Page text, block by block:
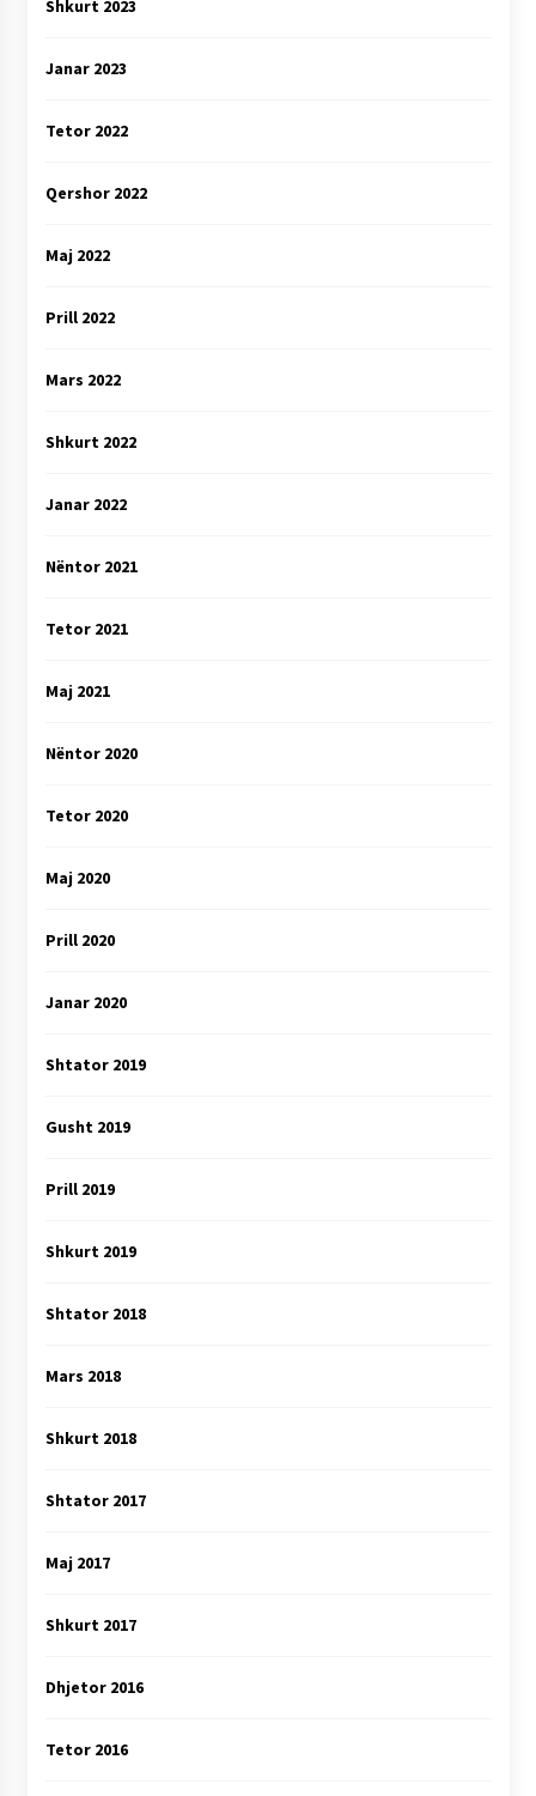
Shkurt 2023
Janar 2023
Tetor 2022
Qershor 2022
Maj 2022
Prill 2022
Mars 2022
Shkurt 2022
Janar 2022
Nëntor 2021
Tetor 2021
Maj 2021
Nëntor 2020
Tetor 2020
Maj 2020
Prill 2020
Janar 2020
Shtator 2019
Gusht 2019
Prill 2019
Shkurt 2019
Shtator 2018
Mars 2018
Shkurt 2018
Shtator 2017
Maj 2017
Shkurt 2017
Dhjetor 2016
Tetor 2016